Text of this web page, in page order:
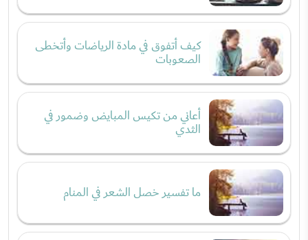
كيف أتفوق في مادة الرياضات وأتخطى
الصعوبات
أعاني من تكيس المبايض وضمور في
الثدي
ما تفسير خصل الشعر في المنام